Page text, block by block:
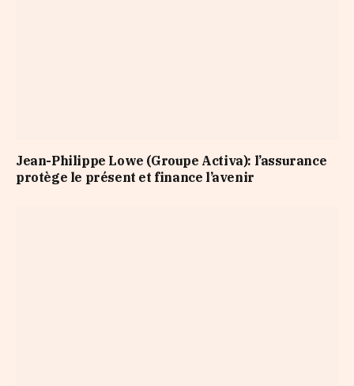
Jean-Philippe Lowe (Groupe Activa): l’assurance
protège le présent et finance l’avenir